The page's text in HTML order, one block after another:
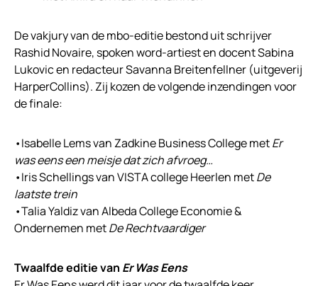
De vakjury van de mbo-editie bestond uit schrijver
Rashid Novaire, spoken word-artiest en docent Sabina
Lukovic en redacteur Savanna Breitenfellner (uitgeverij
HarperCollins). Zij kozen de volgende inzendingen voor
de finale:
•Isabelle Lems van Zadkine Business College metEr
was eens een meisje dat zich afvroeg…
•Iris Schellings van VISTA college Heerlen metDe
laatste trein
•Talia Yaldiz van Albeda College Economie &
Ondernemen metDe Rechtvaardiger
Twaalfde editie van Er Was Eens